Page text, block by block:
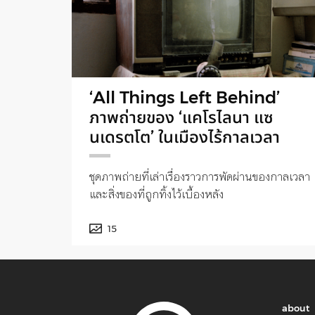
‘All Things Left Behind’
ภาพถ่ายของ ‘แคโรไลนา แซ
นเดรตโต’ ในเมืองไร้กาลเวลา
ชุดภาพถ่ายที่เล่าเรื่องราวการพัดผ่านของกาลเวลา
และสิ่งของที่ถูกทิ้งไว้เบื้องหลัง
15
about